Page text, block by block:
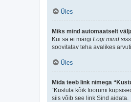
Üles
Miks mind automaatselt
Kui sa ei märgi Logi mind
soovitatav teha avalikes
Üles
Mida teeb link nimega
“Kustuta kõik foorumi
siis võib see link Sind aidata.